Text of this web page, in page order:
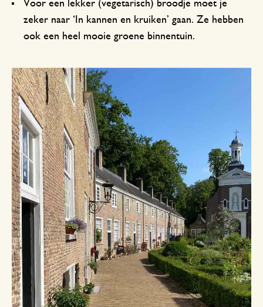
Voor een lekker (vegetarisch) broodje moet je
zeker naar ‘In kannen en kruiken’ gaan. Ze hebben
ook een heel mooie groene binnentuin.